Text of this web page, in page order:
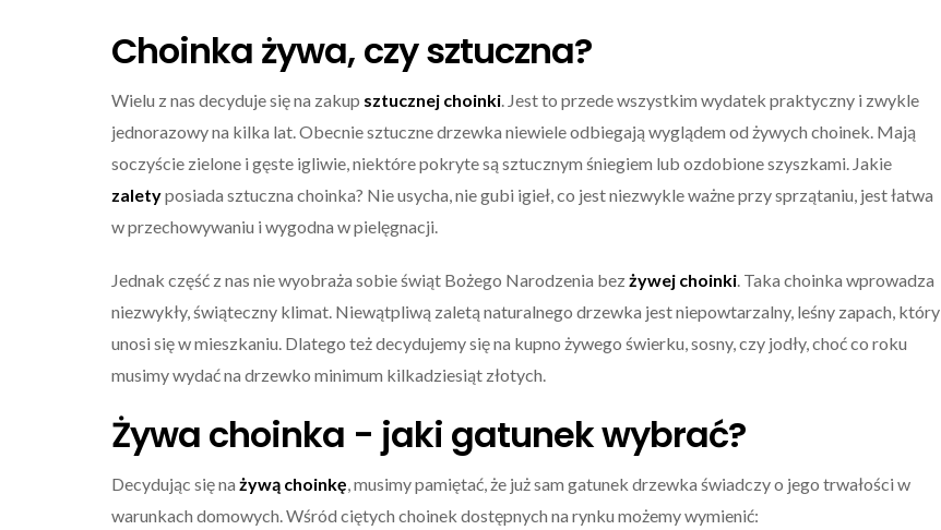
Choinka żywa, czy sztuczna?
Wielu z nas decyduje się na zakup sztucznej choinki . Jest to przede wszystkim wydatek praktyczny i zwykle
jednorazowy na kilka lat. Obecnie sztuczne drzewka niewiele odbiegają wyglądem od żywych choinek. Mają
soczyście zielone i gęste igliwie, niektóre pokryte są sztucznym śniegiem lub ozdobione szyszkami. Jakie
zaletyposiada sztuczna choinka? Nie usycha, nie gubi igieł, co jest niezwykle ważne przy sprzątaniu, jest łatwa
w przechowywaniu i wygodna w pielęgnacji.
Jednak część z nas nie wyobraża sobie świąt Bożego Narodzenia bezżywej choinki . Taka choinka wprowadza
niezwykły, świąteczny klimat. Niewątpliwą zaletą naturalnego drzewka jest niepowtarzalny, leśny zapach, który
unosi się w mieszkaniu. Dlatego też decydujemy się na kupno żywego świerku, sosny, czy jodły, choć co roku
musimy wydać na drzewko minimum kilkadziesiąt złotych.
Żywa choinka - jaki gatunek wybrać?
Decydując się na żywą choinkę , musimy pamiętać, że już sam gatunek drzewka świadczy o jego trwałości w
warunkach domowych. Wśród ciętych choinek dostępnych na rynku możemy wymienić: